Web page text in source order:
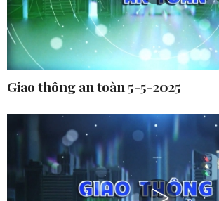
Giao thông an toàn 5-5-2025